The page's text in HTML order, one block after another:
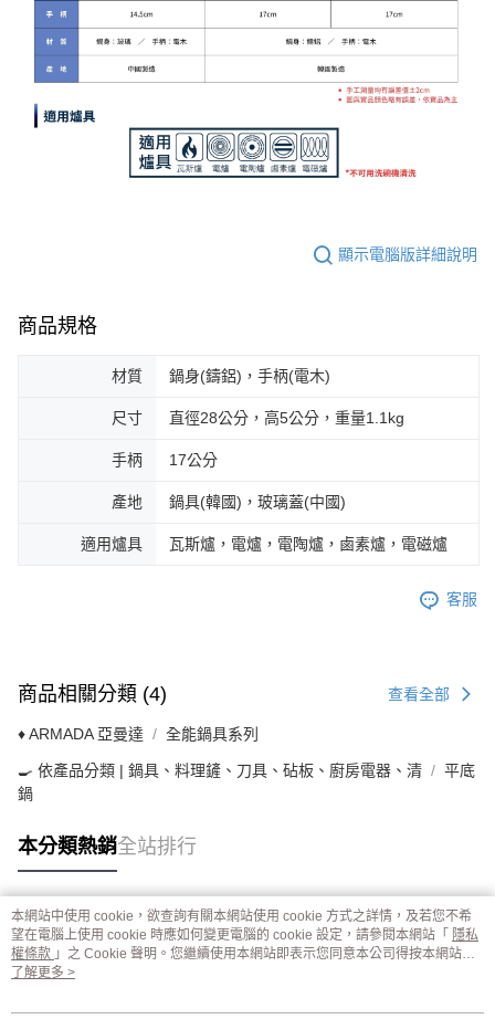
顯示電腦版詳細說明
商品規格
材質 鍋身(鑄鋁)，手柄(電木)
尺寸 直徑28公分，高5公分，重量1.1kg
手柄 17公分
產地 鍋具(韓國)，玻璃蓋(中國)
適用爐具 瓦斯爐，電爐，電陶爐，鹵素爐，電磁爐
客服
商品相關分類 (4) 查看全部
♦ ARMADA 亞曼達 全能鍋具系列
🍳 依產品分類 | 鍋具、料理鏟、刀具、砧板、廚房電器、清
平底
鍋
本分類熱銷全站排行
熱門標籤
本網站中使用 cookie，欲查詢有關本網站使用 cookie 方式之詳情，及若您不希
望在電腦上使用 cookie 時應如何變更電腦的 cookie 設定，請參閱本網站「 隱私
權條款 」之 Cookie 聲明。您繼續使用本網站即表示您同意本公司得按本網站使
用條款之 Cookie 聲明使用 cookie。
了解更多 >